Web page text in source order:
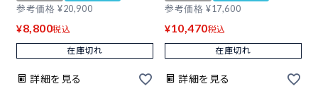
参考価格 ¥20,900
¥8,800税込
在庫切れ
詳細を見る
参考価格 ¥17,600
¥10,470税込
在庫切れ
詳細を見る